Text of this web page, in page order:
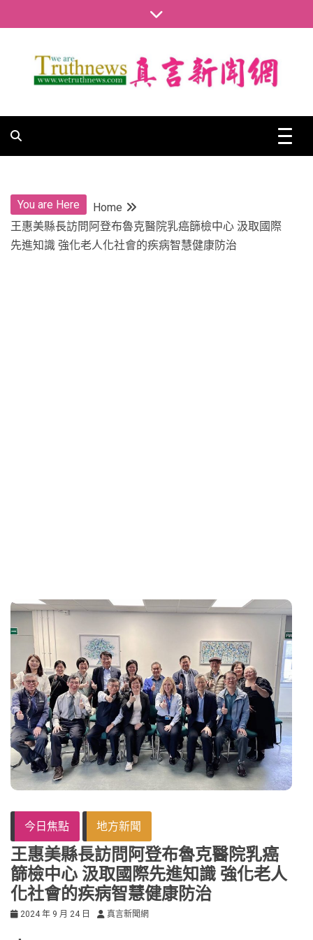
to
真言新聞網
You are Here
Home
王惠美縣長訪問阿登布魯克醫院乳癌篩檢中心 汲取國際
先進知識 強化老人化社會的疾病智慧健康防治
今日焦點 地方新聞
王惠美縣長訪問阿登布魯克醫院乳癌
篩檢中心 汲取國際先進知識 強化老人
化社會的疾病智慧健康防治
2024 年 9 月 24 日 真言新聞網